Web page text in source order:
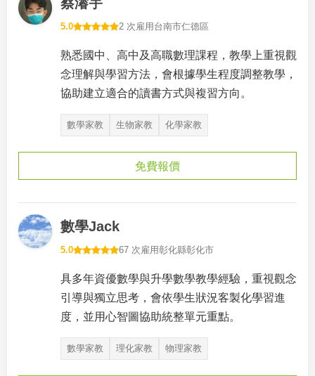
5.0 2 次雇用 台南市仁德區
熟悉國中、高中及高職數理課程，教學上重視觀
念理解與學習方法，會根據學生程度調整教學，
協助建立適合的讀書方式與複習方向。
數學家教 生物家教 化學家教
免費報價
數學Jack
5.0 67 次雇用彰化縣彰化市
具多年資優數學與升學數學教學經驗，重視觀念
引導與獨立思考，會依學生狀況客製化學習進
度，並用心智圖協助統整單元重點。
數學家教 理化家教 物理家教